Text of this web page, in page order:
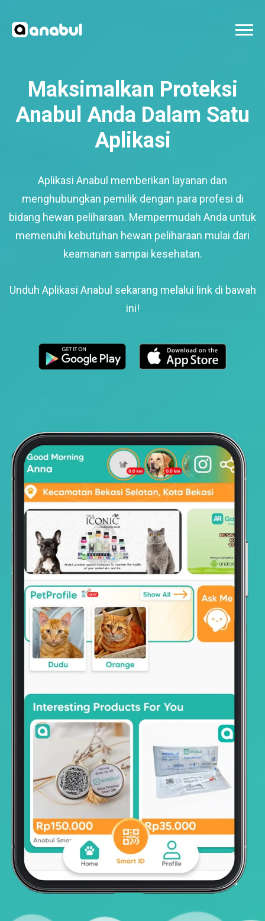
Maksimalkan Proteksi
Anabul Anda Dalam Satu
Aplikasi
Aplikasi Anabul memberikan layanan dan
menghubungkan pemilik dengan para profesi di
bidang hewan peliharaan. Mempermudah Anda untuk
memenuhi kebutuhan hewan peliharaan mulai dari
keamanan sampai kesehatan.
Unduh Aplikasi Anabul sekarang melalui link di bawah
ini!